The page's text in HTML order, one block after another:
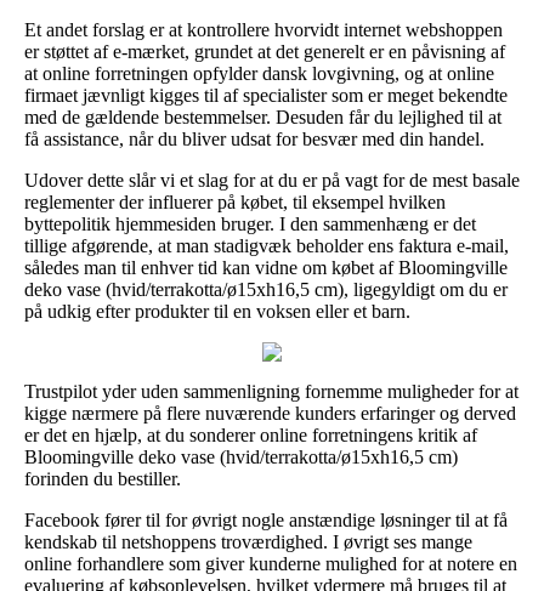
Et andet forslag er at kontrollere hvorvidt internet webshoppen
er støttet af e-mærket, grundet at det generelt er en påvisning af
at online forretningen opfylder dansk lovgivning, og at online
firmaet jævnligt kigges til af specialister som er meget bekendte
med de gældende bestemmelser. Desuden får du lejlighed til at
få assistance, når du bliver udsat for besvær med din handel.
Udover dette slår vi et slag for at du er på vagt for de mest basale
reglementer der influerer på købet, til eksempel hvilken
byttepolitik hjemmesiden bruger. I den sammenhæng er det
tillige afgørende, at man stadigvæk beholder ens faktura e-mail,
således man til enhver tid kan vidne om købet af Bloomingville
deko vase (hvid/terrakotta/ø15xh16,5 cm), ligegyldigt om du er
på udkig efter produkter til en voksen eller et barn.
Trustpilot yder uden sammenligning fornemme muligheder for at
kigge nærmere på flere nuværende kunders erfaringer og derved
er det en hjælp, at du sonderer online forretningens kritik af
Bloomingville deko vase (hvid/terrakotta/ø15xh16,5 cm)
forinden du bestiller.
Facebook fører til for øvrigt nogle anstændige løsninger til at få
kendskab til netshoppens troværdighed. I øvrigt ses mange
online forhandlere som giver kunderne mulighed for at notere en
evaluering af købsoplevelsen, hvilket ydermere må bruges til at